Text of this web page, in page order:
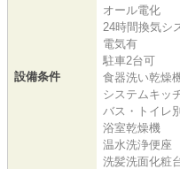
設備条件
オール電化
24時間換気シ
電気有
駐車2台可
食器洗い乾燥
システムキッ
バス・トイレ別
浴室乾燥機
温水洗浄便座
洗髪洗面化粧